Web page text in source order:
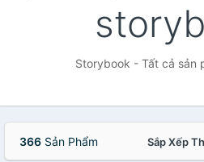
Storybook - Tất cả sản
366 Sản Phẩm Sắp Xếp